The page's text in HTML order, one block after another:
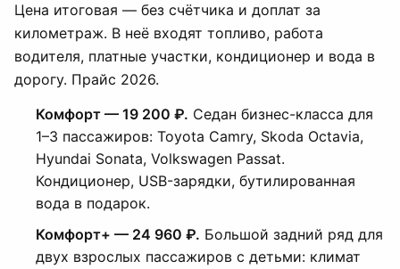
Цена итоговая — без счётчика и доплат за
километраж. В неё входят топливо, работа
водителя, платные участки, кондиционер и вода в
дорогу. Прайс 2026.
Комфорт — 19 200 ₽. Седан бизнес-класса для
1–3 пассажиров: Toyota Camry, Skoda Octavia,
Hyundai Sonata, Volkswagen Passat.
Кондиционер, USB-зарядки, бутилированная
вода в подарок.
Комфорт+ — 24 960 ₽. Большой задний ряд для
двух взрослых пассажиров с детьми: климат